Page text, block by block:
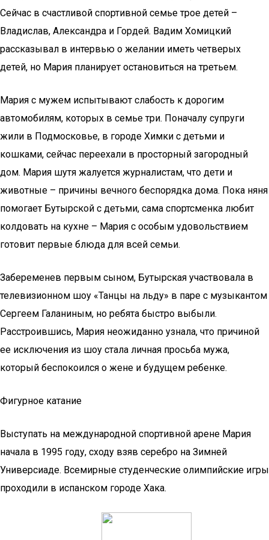
Сейчас в счастливой спортивной семье трое детей –
Владислав, Александра и Гордей. Вадим Хомицкий
рассказывал в интервью о желании иметь четверых
детей, но Мария планирует остановиться на третьем.
Мария с мужем испытывают слабость к дорогим
автомобилям, которых в семье три. Поначалу супруги
жили в Подмосковье, в городе Химки с детьми и
кошками, сейчас переехали в просторный загородный
дом. Мария шутя жалуется журналистам, что дети и
животные – причины вечного беспорядка дома. Пока няня
помогает Бутырской с детьми, сама спортсменка любит
колдовать на кухне – Мария с особым удовольствием
готовит первые блюда для всей семьи.
Забеременев первым сыном, Бутырская участвовала в
телевизионном шоу «Танцы на льду» в паре с музыкантом
Сергеем Галаниным, но ребята быстро выбыли.
Расстроившись, Мария неожиданно узнала, что причиной
ее исключения из шоу стала личная просьба мужа,
который беспокоился о жене и будущем ребенке.
Фигурное катание
Выступать на международной спортивной арене Мария
начала в 1995 году, сходу взяв серебро на Зимней
Универсиаде. Всемирные студенческие олимпийские игры
проходили в испанском городе Хака.